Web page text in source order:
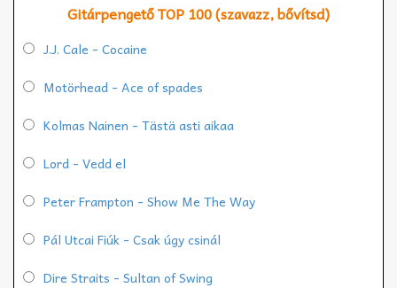
Gitárpengető TOP 100 (szavazz, bővítsd)
J.J. Cale - Cocaine
Motörhead - Ace of spades
Kolmas Nainen - Tästä asti aikaa
Lord - Vedd el
Peter Frampton - Show Me The Way
Pál Utcai Fiúk - Csak úgy csinál
Dire Straits - Sultan of Swing